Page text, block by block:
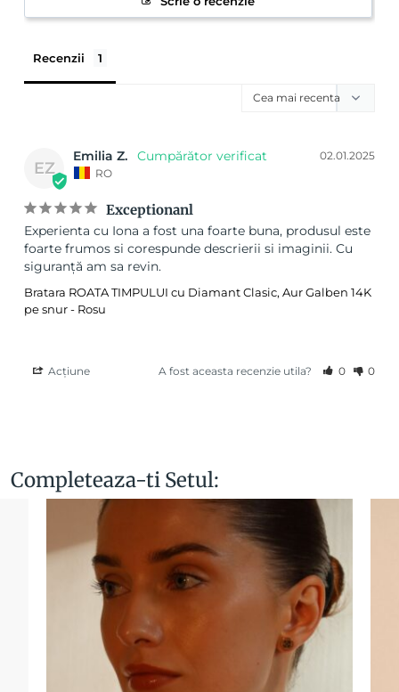
Recenzii
EZ
02.01.2025
Emilia Z.
RO
Exceptionanl
Experienta cu Iona a fost una foarte buna, produsul este
foarte frumos si corespunde descrierii si imaginii. Cu
siguranță am sa revin.
Bratara ROATA TIMPULUI cu Diamant Clasic, Aur Galben 14K
pe snur - Rosu
Acțiune A fost aceasta recenzie utila? 0 0
Completeaza-ti Setul: